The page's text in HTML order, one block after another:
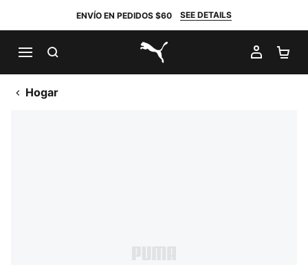
ENVÍO EN PEDIDOS $60 SEE DETAILS
PUMA.com
MI
Hogar